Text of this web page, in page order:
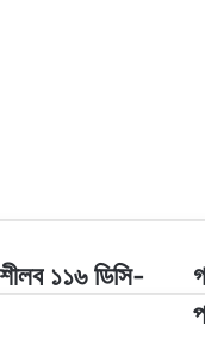
১১৬ ডিসি-
ও